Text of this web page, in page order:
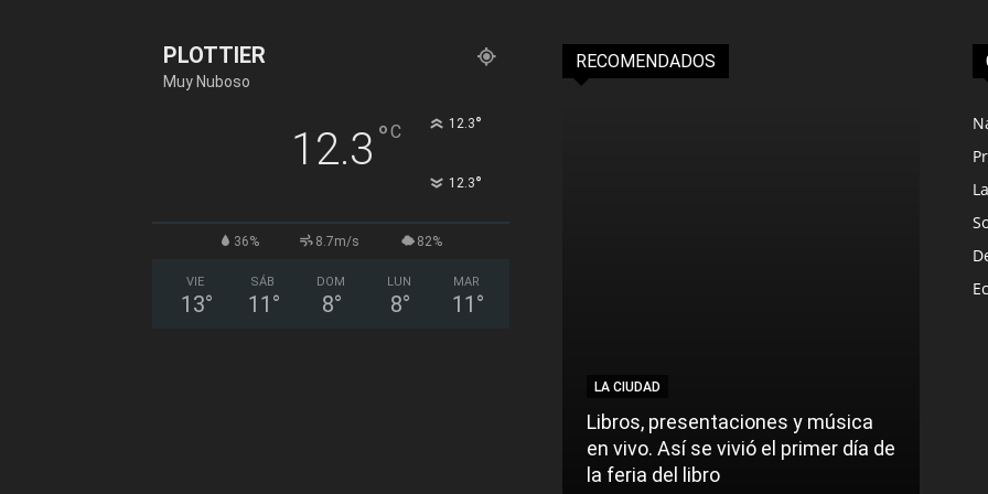
PLOTTIER
Muy Nuboso
12.3 °C 12.3°
12.3°
36% 8.7m/s 82%
VIE
13°
SÁB
11 °
DOM
8°
LUN
8°
MAR
11 °
RECOMENDADOS
LA CIUDAD
Libros, presentaciones y música
en vivo. Así se vivió el primer día de
la feria del libro